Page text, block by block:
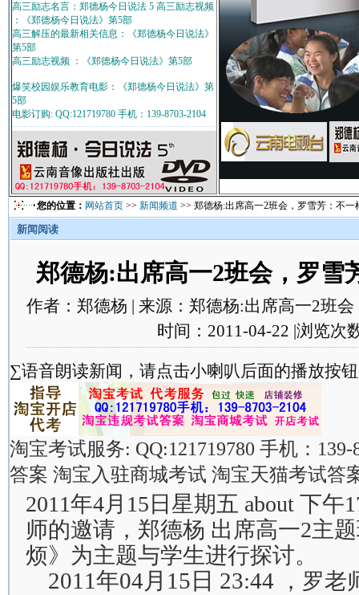
高三励志名言：郑德杨今日说法 5 高三励志视频
：《郑德杨今日说法》第5部
高三解压的最新相关信息：《郑德杨今日说法》
第5部
高三励志视频 ：《郑德杨今日说法》第5部
爆笑校园娱乐教育电影：《郑德杨今日说法》第
5部
电影订购: QQ:121719780 手机：139-8703-2104
您的位置： 网站首页 >> 新闻频道 >> 郑德杨:出席高一2班会，罗雪芳：不一
新闻阅读
郑德杨:出席高一2班会，罗雪
作者：郑德杨 | 来源：郑德杨:出席高一2班
时间：2011-04-22 |浏览次
∑语音朗读新闻，请点击小喇叭后面的播放按
淘宝考试服务: QQ:121719780 手机：
答案 淘宝入驻商城考试 淘宝天猫考试答
2011年4月15日星期五 about 下午
师的邀请，郑德杨 出席高一2主
烦》为主题与学生进行探讨。
2011年04月15日 23:44 ，罗老